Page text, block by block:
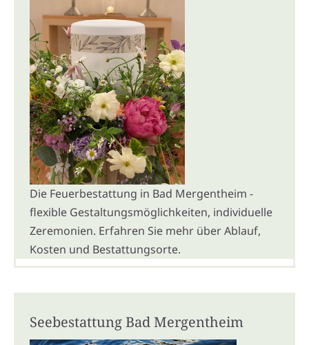
Die Feuerbestattung in Bad Mergentheim -
flexible Gestaltungsmöglichkeiten, individuelle
Zeremonien. Erfahren Sie mehr über Ablauf,
Kosten und Bestattungsorte.
Seebestattung Bad Mergentheim